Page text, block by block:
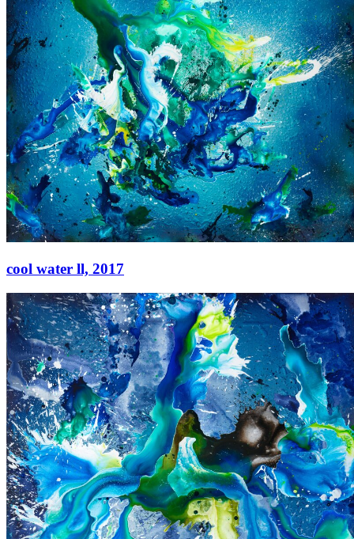
cool water ll, 2017
cool water ll,2017
Acryl auf Leinwand
210 × 260 cm